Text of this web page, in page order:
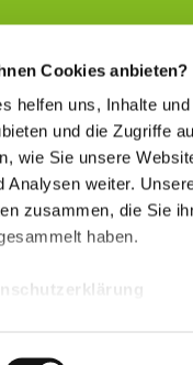
Cookies anbieten?
helfen uns, Inhalte
und die Zugriffe
wie Sie unsere
Analysen weiter.
zusammen, die Sie
haben.